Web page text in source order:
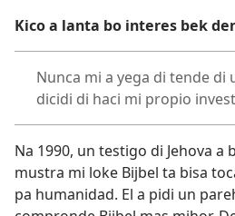
Kico a lanta bo interes bek
Nunca mi a yega di tende di
dicidi di haci mi propio
Na 1990, un testigo di Jehova a
mustra mi loke Bijbel ta bisa
pa humanidad. El a pidi un